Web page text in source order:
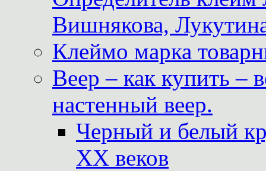
Вишнякова,
Клеймо марка
Веер – как купить –
настенный веер.
Черный и белый
XX веков